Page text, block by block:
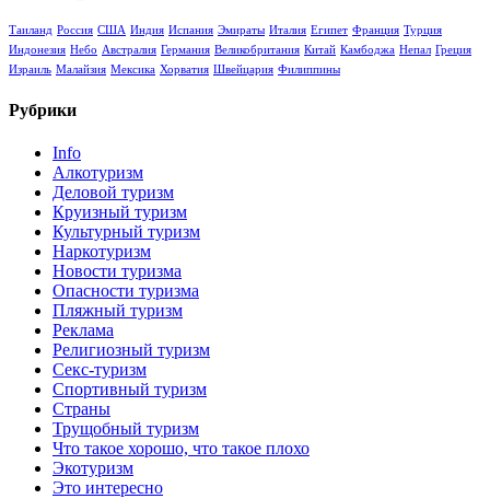
Таиланд Россия США Индия Испания Эмираты Италия Египет Франция Турция
Индонезия Небо Австралия Германия Великобритания Китай Камбоджа Непал Греция
Израиль Малайзия Мексика Хорватия Швейцария Филиппины
Рубрики
Info
Алкотуризм
Деловой туризм
Круизный туризм
Культурный туризм
Наркотуризм
Новости туризма
Опасности туризма
Пляжный туризм
Реклама
Религиозный туризм
Секс-туризм
Спортивный туризм
Страны
Трущобный туризм
Что такое хорошо, что такое плохо
Экотуризм
Это интересно